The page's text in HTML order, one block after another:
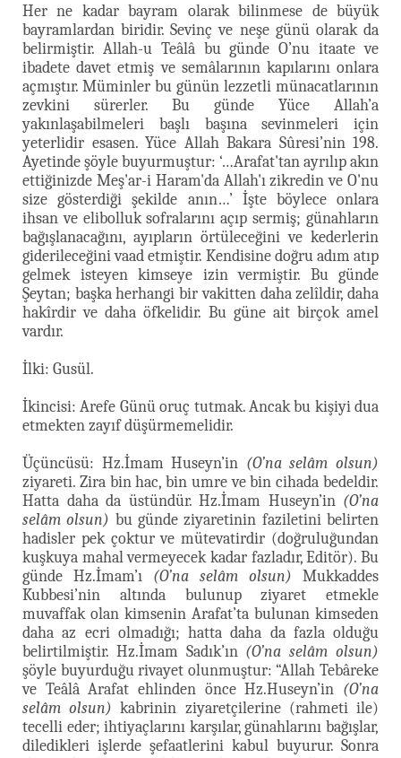
Her ne kadar bayram olarak bilinmese de büyük
bayramlardan biridir. Sevinç ve neşe günü olarak da
belirmiştir. Allah-u Teâlâ bu günde O’nu itaate ve
ibadete davet etmiş ve semâlarının kapılarını onlara
açmıştır. Müminler bu günün lezzetli münacatlarının
zevkini sürerler. Bu günde Yüce Allah’a
yakınlaşabilmeleri başlı başına sevinmeleri için
yeterlidir esasen. Yüce Allah Bakara Sûresi’nin 198.
Ayetinde şöyle buyurmuştur: ‘…Arafat'tan ayrılıp akın
ettiğinizde Meş'ar-i Haram'da Allah'ı zikredin ve O'nu
size gösterdiği şekilde anın…’ İşte böylece onlara
ihsan ve elibolluk sofralarını açıp sermiş; günahların
bağışlanacağını, ayıpların örtüleceğini ve kederlerin
giderileceğini vaad etmiştir. Kendisine doğru adım atıp
gelmek isteyen kimseye izin vermiştir. Bu günde
Şeytan; başka herhangi bir vakitten daha zelîldir, daha
hakîrdir ve daha öfkelidir. Bu güne ait birçok amel
vardır.
İlki: Gusül.
İkincisi: Arefe Günü oruç tutmak. Ancak bu kişiyi dua
etmekten zayıf düşürmemelidir.
Üçüncüsü: Hz.İmam Huseyn’in (O’na selâm olsun)
ziyareti. Zira bin hac, bin umre ve bin cihada bedeldir.
Hatta daha da üstündür. Hz.İmam Huseyn’in (O’na
selâm olsun) bu günde ziyaretinin faziletini belirten
hadisler pek çoktur ve mütevatirdir (doğruluğundan
kuşkuya mahal vermeyecek kadar fazladır, Editör). Bu
günde Hz.İmam’ı (O’na selâm olsun) Mukkaddes
Kubbesi’nin altında bulunup ziyaret etmekle
muvaffak olan kimsenin Arafat’ta bulunan kimseden
daha az ecri olmadığı; hatta daha da fazla olduğu
belirtilmiştir. Hz.İmam Sadık’ın (O’na selâm olsun)
şöyle buyurduğu rivayet olunmuştur: “Allah Tebâreke
ve Teâlâ Arafat ehlinden önce Hz.Huseyn’in (O’na
selâm olsun) kabrinin ziyaretçilerine (rahmeti ile)
tecelli eder; ihtiyaçlarını karşılar, günahlarını bağışlar,
diledikleri işlerde şefaatlerini kabul buyurur. Sonra